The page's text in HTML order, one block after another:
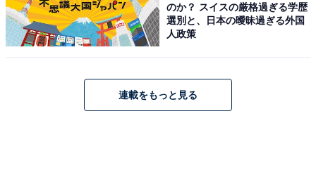
のか？ スイスの厳格過ぎる学歴
選別と、日本の曖昧過ぎる外国
人政策
連載をもっと見る